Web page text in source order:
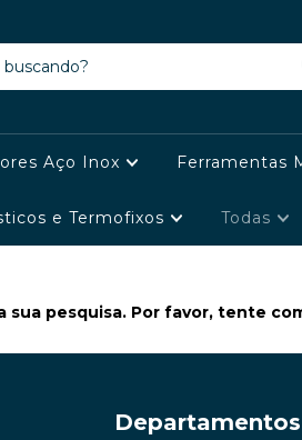
Aço Inox Ferramentas
e Termofixos Todas
sua pesquisa. Por favor, tente
Departamentos